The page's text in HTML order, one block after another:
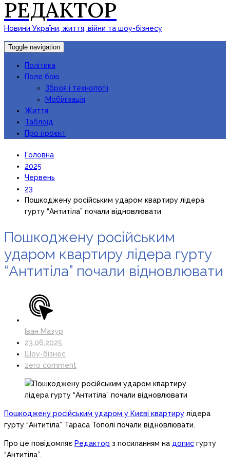
РЕДАКТОР
Новини України, життя, війни та шоу-бізнесу
Toggle navigation
Політика
Поле бою
Зброя і технології
Мобілізація
Життя
Таблоїд
Про проєкт
Головна
2025
Червень
23
Пошкоджену російським ударом квартиру лідера
гурту “Антитіла” почали відновлювати
Пошкоджену російським
ударом квартиру лідера гурту
“Антитіла” почали відновлювати
Іван Мазур
23.06.2025
Шоу-бізнес
zero comment
Пошкоджену російським ударом у Києві квартиру лідера
гурту “Антитіла” Тараса Тополі почали відновлювати.
Про це повідомляє Редактор з посиланням на допис гурту
“Антитіла”.